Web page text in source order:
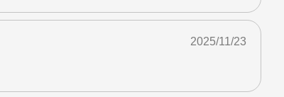
2025/11/23